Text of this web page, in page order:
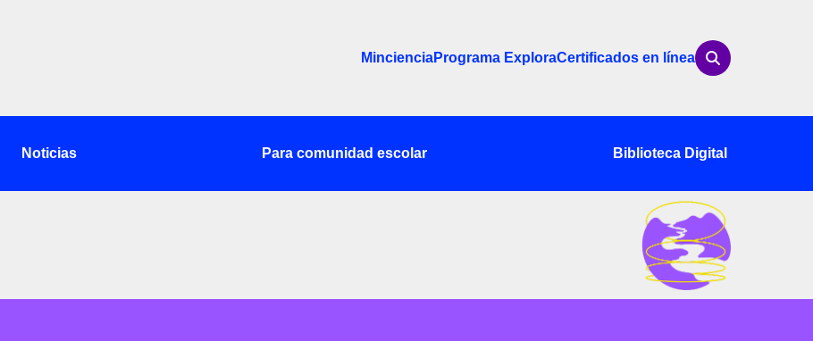
MincienciaPrograma ExploraCertificados en línea
Noticias Para comunidad escolar Biblioteca Digital